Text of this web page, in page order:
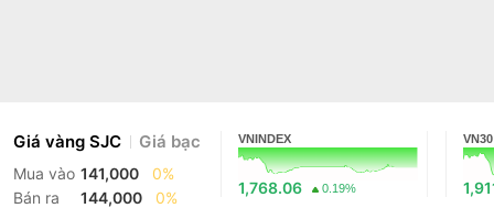
Giá vàng SJC Giá bạc
Mua vào 141,000
0%
Bán ra
144,000 0%
VNINDEX
1,768.06 0.19%
VN30